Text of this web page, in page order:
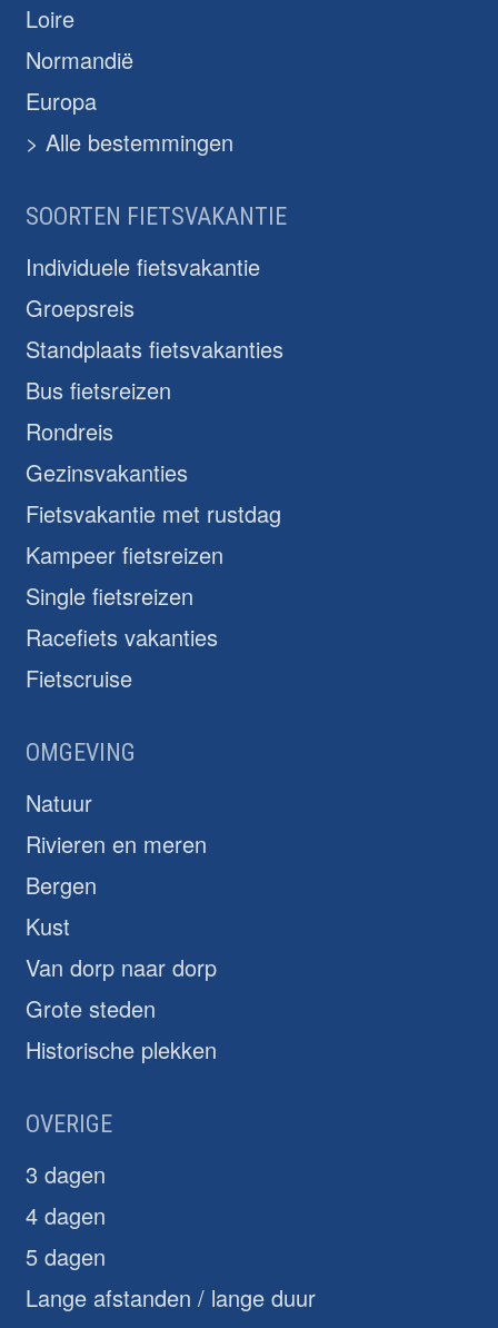
Loire
Normandië
Europa
> Alle bestemmingen
SOORTEN FIETSVAKANTIE
Individuele fietsvakantie
Groepsreis
Standplaats fietsvakanties
Bus fietsreizen
Rondreis
Gezinsvakanties
Fietsvakantie met rustdag
Kampeer fietsreizen
Single fietsreizen
Racefiets vakanties
Fietscruise
OMGEVING
Natuur
Rivieren en meren
Bergen
Kust
Van dorp naar dorp
Grote steden
Historische plekken
OVERIGE
3 dagen
4 dagen
5 dagen
Lange afstanden / lange duur